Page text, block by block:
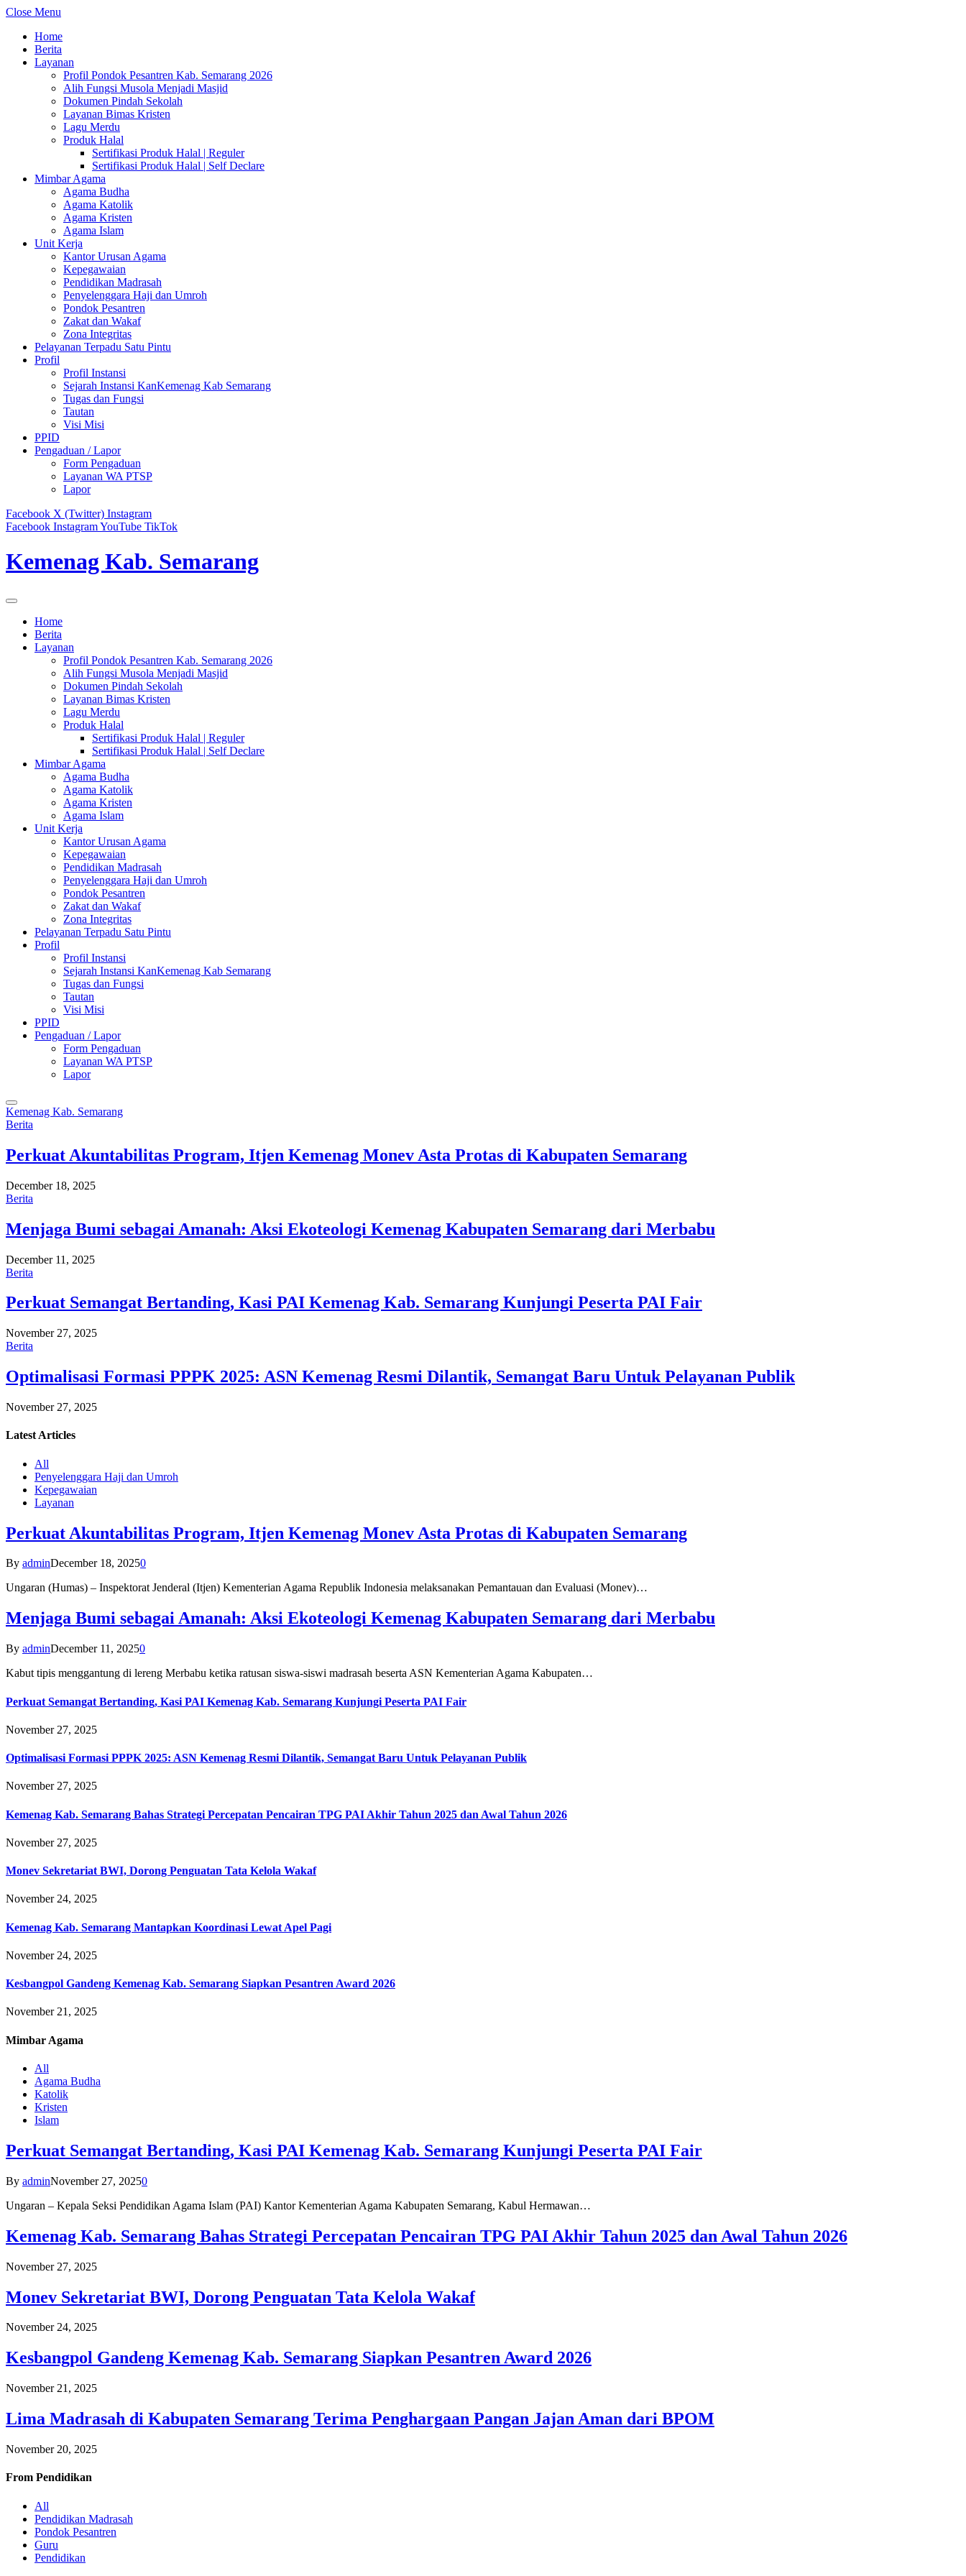
Close Menu
Home
Berita
Layanan
Profil Pondok Pesantren Kab. Semarang 2026
Alih Fungsi Musola Menjadi Masjid
Dokumen Pindah Sekolah
Layanan Bimas Kristen
Lagu Merdu
Produk Halal
Sertifikasi Produk Halal | Reguler
Sertifikasi Produk Halal | Self Declare
Mimbar Agama
Agama Budha
Agama Katolik
Agama Kristen
Agama Islam
Unit Kerja
Kantor Urusan Agama
Kepegawaian
Pendidikan Madrasah
Penyelenggara Haji dan Umroh
Pondok Pesantren
Zakat dan Wakaf
Zona Integritas
Pelayanan Terpadu Satu Pintu
Profil
Profil Instansi
Sejarah Instansi KanKemenag Kab Semarang
Tugas dan Fungsi
Tautan
Visi Misi
PPID
Pengaduan / Lapor
Form Pengaduan
Layanan WA PTSP
Lapor
Facebook X (Twitter) Instagram
Facebook InstagramYouTube TikTok
Kemenag Kab. Semarang
Home
Berita
Layanan
Profil Pondok Pesantren Kab. Semarang 2026
Alih Fungsi Musola Menjadi Masjid
Dokumen Pindah Sekolah
Layanan Bimas Kristen
Lagu Merdu
Produk Halal
Sertifikasi Produk Halal | Reguler
Sertifikasi Produk Halal | Self Declare
Mimbar Agama
Agama Budha
Agama Katolik
Agama Kristen
Agama Islam
Unit Kerja
Kantor Urusan Agama
Kepegawaian
Pendidikan Madrasah
Penyelenggara Haji dan Umroh
Pondok Pesantren
Zakat dan Wakaf
Zona Integritas
Pelayanan Terpadu Satu Pintu
Profil
Profil Instansi
Sejarah Instansi KanKemenag Kab Semarang
Tugas dan Fungsi
Tautan
Visi Misi
PPID
Pengaduan / Lapor
Form Pengaduan
Layanan WA PTSP
Lapor
Kemenag Kab. Semarang
Berita
Perkuat Akuntabilitas Program, Itjen Kemenag Monev Asta Protas di Kabupaten Semarang
December 18, 2025
Berita
Menjaga Bumi sebagai Amanah: Aksi Ekoteologi Kemenag Kabupaten Semarang dari Merbabu
December 11, 2025
Berita
Perkuat Semangat Bertanding, Kasi PAI Kemenag Kab. Semarang Kunjungi Peserta PAI Fair
November 27, 2025
Berita
Optimalisasi Formasi PPPK 2025: ASN Kemenag Resmi Dilantik, Semangat Baru Untuk Pelayanan Publik
November 27, 2025
Latest Articles
All
Penyelenggara Haji dan Umroh
Kepegawaian
Layanan
Perkuat Akuntabilitas Program, Itjen Kemenag Monev Asta Protas di Kabupaten Semarang
By adminDecember 18, 20250
Ungaran (Humas) – Inspektorat Jenderal (Itjen) Kementerian Agama Republik Indonesia melaksanakan Pemantauan dan Evaluasi (Monev)…
Menjaga Bumi sebagai Amanah: Aksi Ekoteologi Kemenag Kabupaten Semarang dari Merbabu
By adminDecember 11, 20250
Kabut tipis menggantung di lereng Merbabu ketika ratusan siswa-siswi madrasah beserta ASN Kementerian Agama Kabupaten…
Perkuat Semangat Bertanding, Kasi PAI Kemenag Kab. Semarang Kunjungi Peserta PAI Fair
November 27, 2025
Optimalisasi Formasi PPPK 2025: ASN Kemenag Resmi Dilantik, Semangat Baru Untuk Pelayanan Publik
November 27, 2025
Kemenag Kab. Semarang Bahas Strategi Percepatan Pencairan TPG PAI Akhir Tahun 2025 dan Awal Tahun 2026
November 27, 2025
Monev Sekretariat BWI, Dorong Penguatan Tata Kelola Wakaf
November 24, 2025
Kemenag Kab. Semarang Mantapkan Koordinasi Lewat Apel Pagi
November 24, 2025
Kesbangpol Gandeng Kemenag Kab. Semarang Siapkan Pesantren Award 2026
November 21, 2025
Mimbar Agama
All
Agama Budha
Katolik
Kristen
Islam
Perkuat Semangat Bertanding, Kasi PAI Kemenag Kab. Semarang Kunjungi Peserta PAI Fair
By adminNovember 27, 20250
Ungaran – Kepala Seksi Pendidikan Agama Islam (PAI) Kantor Kementerian Agama Kabupaten Semarang, Kabul Hermawan…
Kemenag Kab. Semarang Bahas Strategi Percepatan Pencairan TPG PAI Akhir Tahun 2025 dan Awal Tahun 2026
November 27, 2025
Monev Sekretariat BWI, Dorong Penguatan Tata Kelola Wakaf
November 24, 2025
Kesbangpol Gandeng Kemenag Kab. Semarang Siapkan Pesantren Award 2026
November 21, 2025
Lima Madrasah di Kabupaten Semarang Terima Penghargaan Pangan Jajan Aman dari BPOM
November 20, 2025
From Pendidikan
All
Pendidikan Madrasah
Pondok Pesantren
Guru
Pendidikan